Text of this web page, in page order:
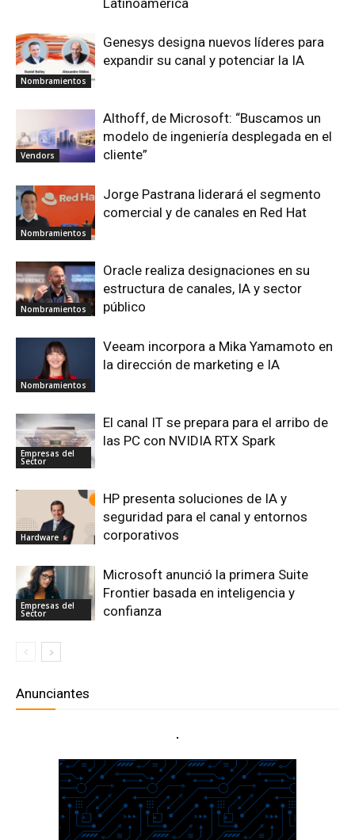
Latinoamérica
Nombramientos
Genesys designa nuevos líderes para
expandir su canal y potenciar la IA
Vendors
Althoff, de Microsoft: “Buscamos un
modelo de ingeniería desplegada en el
cliente”
Nombramientos
Jorge Pastrana liderará el segmento
comercial y de canales en Red Hat
Nombramientos
Oracle realiza designaciones en su
estructura de canales, IA y sector
público
Nombramientos
Veeam incorpora a Mika Yamamoto en
la dirección de marketing e IA
Empresas del
Sector
El canal IT se prepara para el arribo de
las PC con NVIDIA RTX Spark
Hardware
HP presenta soluciones de IA y
seguridad para el canal y entornos
corporativos
Empresas del
Sector
Microsoft anunció la primera Suite
Frontier basada en inteligencia y
confianza
Anunciantes